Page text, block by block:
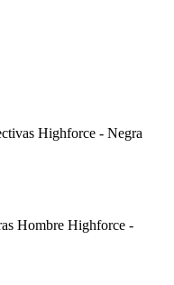
Highforce - Negra
Hombre Highforce -